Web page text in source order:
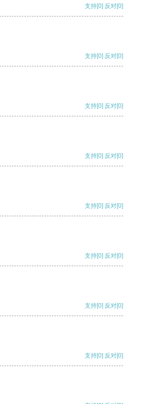
支持[0] 反对[0]
支持[0] 反对[0]
支持[0] 反对[0]
支持[0] 反对[0]
支持[0] 反对[0]
支持[0] 反对[0]
支持[0] 反对[0]
支持[0] 反对[0]